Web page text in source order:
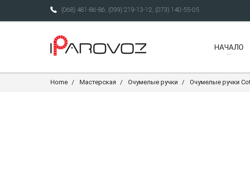
(068) 481-86-86, (099) 219-13-12, (073) 140-55-05
НАЧАЛО
Home Мастерская Очумелые ручки Очумелые ручки